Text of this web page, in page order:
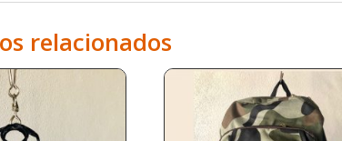
relacionados